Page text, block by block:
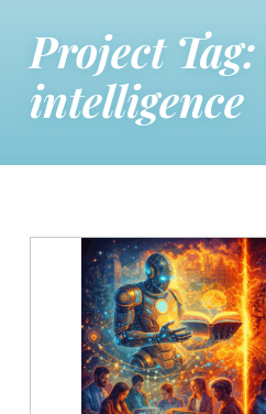
Project Tag:
intelligence